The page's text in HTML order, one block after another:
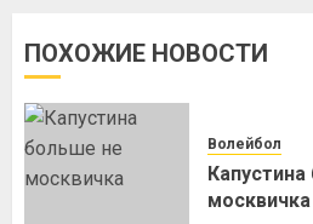
ПОХОЖИЕ НОВОСТИ
Волейбол
москвичка